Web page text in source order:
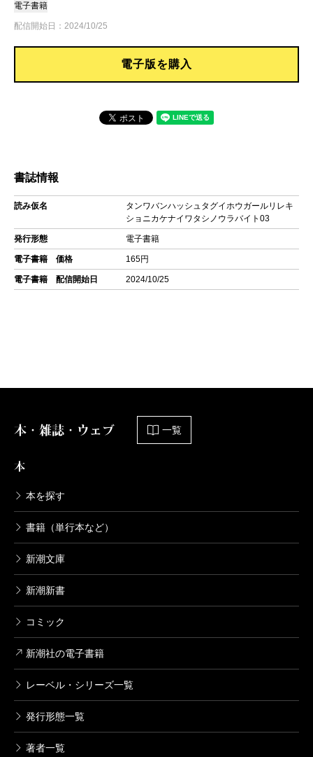
電子書籍
配信開始日：2024/10/25
電子版を購入
書誌情報
読み仮名
タンワバンハッシュタグイホウガールリレキ
ショニカケナイワタシノウラバイト03
発行形態 電子書籍
電子書籍 価格 165円
電子書籍 配信開始日 2024/10/25
本・雑誌・ウェブ 一覧
本
本を探す
書籍（単行本など）
新潮文庫
新潮新書
コミック
新潮社の電子書籍
レーベル・シリーズ一覧
発行形態一覧
著者一覧